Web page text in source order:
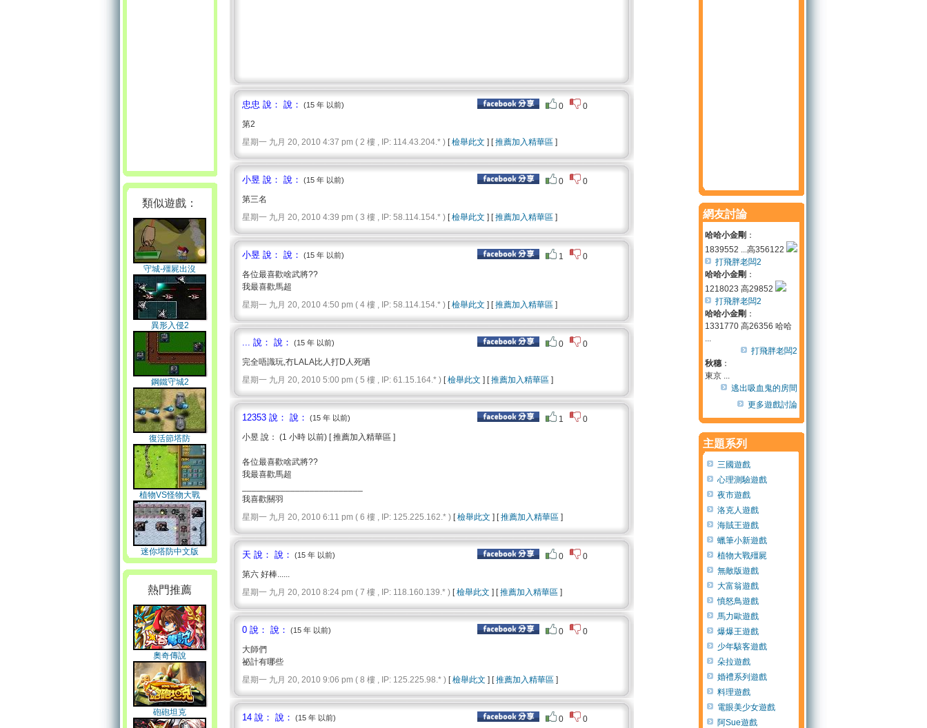
類似遊戲：
守城-殭屍出沒
異形入侵2
鋼鐵守城2
復活節塔防
植物VS怪物大戰
迷你塔防中文版
熱門推薦
奧奇傳說
砲砲坦克
忠忠 說： 說： (15 年 以前) 0
0
第2
星期一 九月 20, 2010 4:37 pm ( 2 樓 , IP: 114.43.204.* ) [檢舉此文 ] [推薦加入精華區 ]
小昱 說： 說： (15 年 以前) 0
0
第三名
星期一 九月 20, 2010 4:39 pm ( 3 樓 , IP: 58.114.154.* ) [檢舉此文 ] [推薦加入精華區 ]
小昱 說： 說： (15 年 以前) 1
0
各位最喜歡啥武將??
我最喜歡馬超
星期一 九月 20, 2010 4:50 pm ( 4 樓 , IP: 58.114.154.* ) [檢舉此文 ] [推薦加入精華區 ]
... 說： 說： (15 年 以前) 0
0
完全唔識玩,冇LALA比人打D人死哂
星期一 九月 20, 2010 5:00 pm ( 5 樓 , IP: 61.15.164.* ) [檢舉此文 ] [推薦加入精華區 ]
12353 說： 說： (15 年 以前) 1
0
小昱 說： (1 小時 以前) [ 推薦加入精華區 ]
各位最喜歡啥武將??
我最喜歡馬超
我喜歡關羽
星期一 九月 20, 2010 6:11 pm ( 6 樓 , IP: 125.225.162.* ) [檢舉此文 ] [推薦加入精華區 ]
天 說： 說： (15 年 以前) 0
0
第六 好棒......
星期一 九月 20, 2010 8:24 pm ( 7 樓 , IP: 118.160.139.* ) [檢舉此文 ] [推薦加入精華區 ]
0 說： 說： (15 年 以前) 0
0
大師們
祕計有哪些
星期一 九月 20, 2010 9:06 pm ( 8 樓 , IP: 125.225.98.* ) [檢舉此文 ] [推薦加入精華區 ]
14 說： 說： (15 年 以前) 0
0
網友討論
哈哈小金剛 ：
1839552 ...高356122
打飛胖老闆2
哈哈小金剛 ：
1218023 高29852
打飛胖老闆2
哈哈小金剛 ：
1331770 高26356 哈哈
...
打飛胖老闆2
秋穗：
東京 ...
逃出吸血鬼的房間
更多遊戲討論
主題系列
三國遊戲
心理測驗遊戲
夜市遊戲
洛克人遊戲
海賊王遊戲
蠟筆小新遊戲
植物大戰殭屍
無敵版遊戲
大富翁遊戲
憤怒鳥遊戲
馬力歐遊戲
爆爆王遊戲
少年駭客遊戲
朵拉遊戲
婚禮系列遊戲
料理遊戲
電眼美少女遊戲
阿Sue遊戲